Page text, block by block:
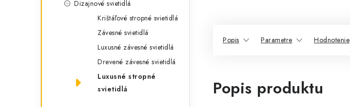
Dizajnové svietidlá
Krištáľové stropné svietidlá
Závesné svietidlá
Luxusné závesné svietidlá
Drevené závesné svietidlá
Luxusné stropné
svietidlá
Popis Parametre Hodnotenie
Popis produktu